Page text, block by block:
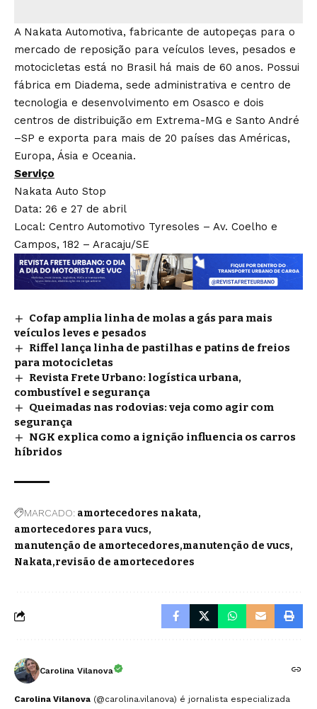
A Nakata Automotiva, fabricante de autopeças para o
mercado de reposição para veículos leves, pesados e
motocicletas está no Brasil há mais de 60 anos. Possui
fábrica em Diadema, sede administrativa e centro de
tecnologia e desenvolvimento em Osasco e dois
centros de distribuição em Extrema-MG e Santo André
–SP e exporta para mais de 20 países das Américas,
Europa, Ásia e Oceania.
Serviço
Nakata Auto Stop
Data: 26 e 27 de abril
Local: Centro Automotivo Tyresoles – Av. Coelho e
Campos, 182 – Aracaju/SE
Cofap amplia linha de molas a gás para mais
veículos leves e pesados
Riffel lança linha de pastilhas e patins de freios
para motocicletas
Revista Frete Urbano: logística urbana,
combustível e segurança
Queimadas nas rodovias: veja como agir com
segurança
NGK explica como a ignição influencia os carros
híbridos
MARCADO: amortecedores nakata
amortecedores para vucs
manutenção de amortecedores manutenção de vucs
Nakata revisão de amortecedores
Carolina Vilanova
Carolina Vilanova (@carolina.vilanova) é jornalista especializada